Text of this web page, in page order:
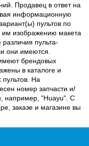
Продавец в ответ на
информационную
пультов по
изображению макета
различия пульта-
они имеются.
брендовых
в каталоге и
пультов. На
номер запчасти и/
например, "Huayu". С
заказе и магазине вы